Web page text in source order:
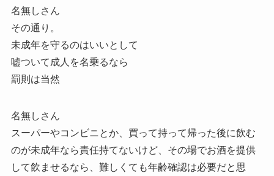
名無しさん
その通り。
未成年を守るのはいいとして
嘘ついて成人を名乗るなら
罰則は当然
名無しさん
スーパーやコンビニとか、買って持って帰った後に飲む
のが未成年なら責任持てないけど、その場でお酒を提供
して飲ませるなら、難しくても年齢確認は必要だと思